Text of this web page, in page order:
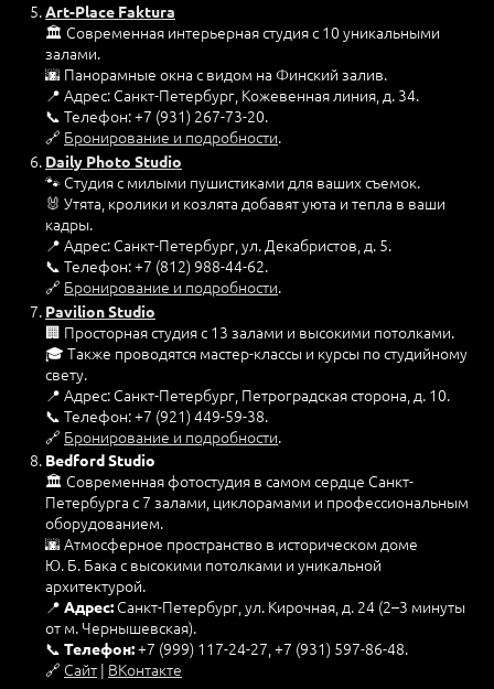
Art-Place Faktura
🏛️ Современная интерьерная студия с 10 уникальными
залами.
🌆 Панорамные окна с видом на Финский залив.
📍 Адрес: Санкт-Петербург, Кожевенная линия, д. 34.
📞 Телефон: +7 (931) 267-73-20.
🔗 Бронирование и подробности.
Daily Photo Studio
🐾 Студия с милыми пушистиками для ваших съемок.
🐰 Утята, кролики и козлята добавят уюта и тепла в ваши
кадры.
📍 Адрес: Санкт-Петербург, ул. Декабристов, д. 5.
📞 Телефон: +7 (812) 988-44-62.
🔗 Бронирование и подробности.
Pavilion Studio
🏢 Просторная студия с 13 залами и высокими потолками.
🎓 Также проводятся мастер-классы и курсы по студийному
свету.
📍 Адрес: Санкт-Петербург, Петроградская сторона, д. 10.
📞 Телефон: +7 (921) 449-59-38.
🔗 Бронирование и подробности.
Bedford Studio
🏛️ Современная фотостудия в самом сердце Санкт-
Петербурга с 7 залами, циклорамами и профессиональным
оборудованием.
🌆 Атмосферное пространство в историческом доме
Ю. Б. Бака с высокими потолками и уникальной
архитектурой.
📍 Адрес: Санкт-Петербург, ул. Кирочная, д. 24 (2–3 минуты
от м. Чернышевская).
📞 Телефон:+7 (999) 117-24-27, +7 (931) 597-86-48.
🔗 Сайт | ВКонтакте